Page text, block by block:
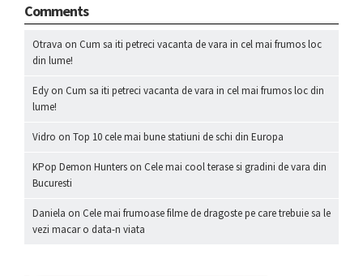
Comments
Otrava on Cum sa iti petreci vacanta de vara in cel mai frumos loc
din lume!
Edy on Cum sa iti petreci vacanta de vara in cel mai frumos loc din
lume!
Vidro on Top 10 cele mai bune statiuni de schi din Europa
KPop Demon Hunters on Cele mai cool terase si gradini de vara din
Bucuresti
Daniela on Cele mai frumoase filme de dragoste pe care trebuie sa le
vezi macar o data-n viata